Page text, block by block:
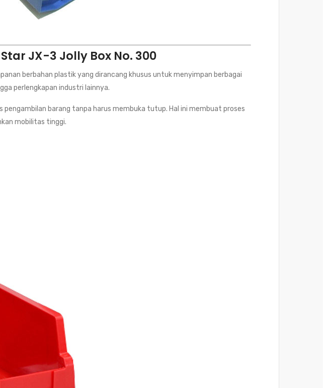
JX-3 Jolly Box No. 300
berbahan plastik yang dirancang khusus untuk menyimpan berbagai
perlengkapan industri lainnya.
pengambilan barang tanpa harus membuka tutup. Hal ini membuat proses
mobilitas tinggi.